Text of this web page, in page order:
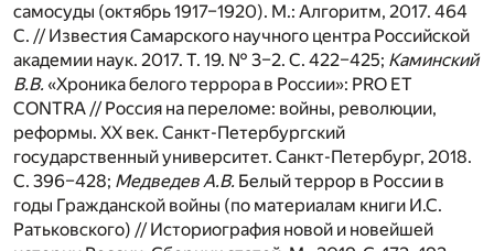
самосуды (октябрь 1917–1920). М.: Алгоритм, 2017. 464
С. // Известия Самарского научного центра Российской
академии наук. 2017. Т. 19. № 3–2. С. 422–425; Каминский
В.В. «Хроника белого террора в России»: PRO ET
CONTRA // Россия на переломе: войны, революции,
реформы. XX век. Санкт-Петербургский
государственный университет. Санкт-Петербург, 2018.
С. 396–428; Медведев А.В. Белый террор в России в
годы Гражданской войны (по материалам книги И.С.
Ратьковского) // Историография новой и новейшей